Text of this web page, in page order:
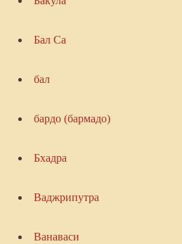
Бал Са
бал
бардо (бармадо)
Бхадра
Ваджрипутра
Ванаваси